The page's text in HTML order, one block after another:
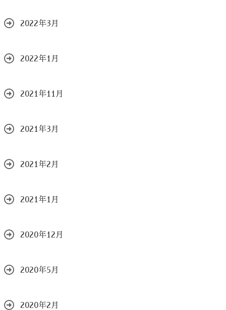
2022年3月
2022年1月
2021年11月
2021年3月
2021年2月
2021年1月
2020年12月
2020年5月
2020年2月